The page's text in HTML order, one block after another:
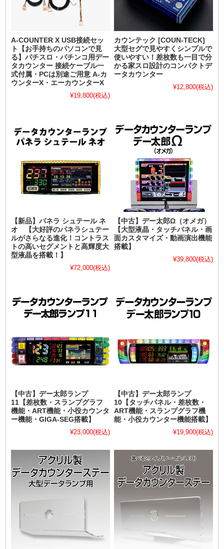
A-COUNTER X USB接続セッ
ト【お手持ちのパソコンで見
る】パチスロ・パチンコ用デー
タカウンター 接続ケーブル一
式付属・PCは別途ご用意 A-カ
ウンターX・エーカウンターX
¥19,800(税込)
カウンテック [COUN-TECK]
大型セグで見やすくシンプルで
使いやすい！差枚数も一目で分
かる家スロ設計のコンパクトデ
ータカウンター
¥12,800(税込)
【新品】パネラ シュテール ネ
オ 【大好評のパネラシュテー
ルがさらなる進化！コントラス
トの高いセグメントと高輝度大
型液晶を搭載！】
¥72,000(税込)
【中古】デー太郎Ω（オメガ）
【大型液晶・タッチパネル・画
面カスタマイズ・動画演出機能
搭載】
¥39,800(税込)
【中古】デー太郎ランプ
11【差枚数・スランプグラフ
機能・ART機能・小役カウンタ
ー機能・GIGA-SEG搭載】
¥23,000(税込)
【中古】デー太郎ランプ
10【タッチパネル・差枚数・
ART機能・スランプグラフ機
能・小役カウンター機能搭載】
¥19,900(税込)